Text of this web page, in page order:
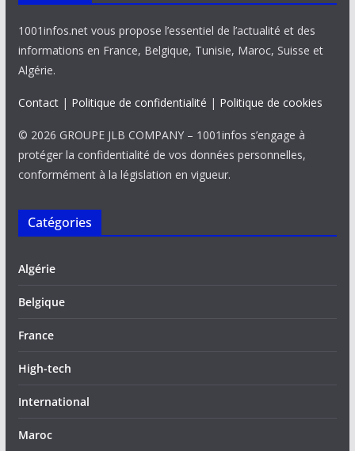
1001infos.net vous propose l’essentiel de l’actualité et des
informations en France, Belgique, Tunisie, Maroc, Suisse et
Algérie.
Contact| Politique de confidentialité | Politique de cookies
© 2026 GROUPE JLB COMPANY – 1001infos s’engage à
protéger la confidentialité de vos données personnelles,
conformément à la législation en vigueur.
Catégories
Algérie
Belgique
France
High-tech
International
Maroc